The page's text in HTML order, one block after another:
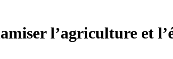
l’agriculture et